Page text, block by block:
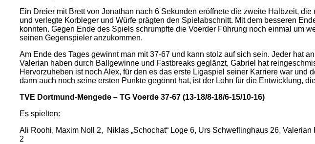
Ein Dreier mit Brett von Jonathan nach 6 Sekunden eröffnete die zweite Halbzeit,
und verlegte Korbleger und Würfe prägten den Spielabschnitt. Mit dem besseren
konnten. Gegen Ende des Spiels schrumpfte die Voerder Führung noch einmal um
seinen Gegenspieler anzukommen.
Am Ende des Tages gewinnt man mit 37-67 und kann stolz auf sich sein. Jeder hat
Valerian haben durch Ballgewinne und Fastbreaks geglänzt, Gabriel hat
Hervorzuheben ist noch Alex, für den es das erste Ligaspiel seiner Karriere war
dann auch noch seine ersten Punkte gegönnt hat, ist der Lohn für die Entwicklung,
TVE Dortmund-Mengede – TG Voerde 37-67 (13-18/8-18/6-15/10-16)
Es spielten:
Ali Roohi, Maxim Noll 2, Niklas „Schochat“ Loge 6, Urs Schweflinghaus 26,
2